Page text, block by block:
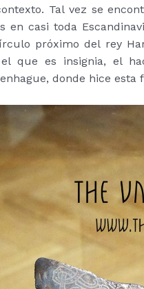
Tal vez se
en casi toda
próximo del rey
que es insignia, el
donde hice